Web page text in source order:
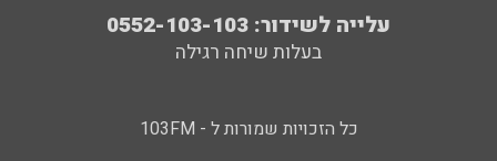
עלייה לשידור: 0552-103-103
בעלות שיחה רגילה
כל הזכויות שמורות ל - 103FM